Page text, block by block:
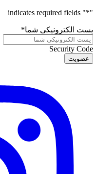
"
*
" indicates required fields
پست الکترونیکی شما*
Security Code